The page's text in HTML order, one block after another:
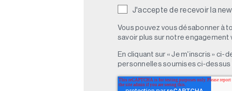
J'accepte de recevoir la
Vous pouvez vous désabonner à
savoir plus sur notre engagement
En cliquant sur « Je m'inscris »
personnelles soumises ci-dessus